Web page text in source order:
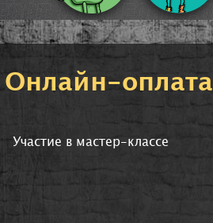
Онлайн-оплата
Участие в мастер-классе